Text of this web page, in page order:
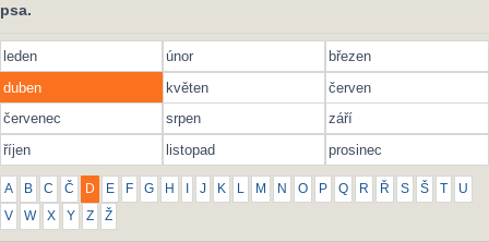
psa.
leden únor
březen
duben
květen
červen
červenec
srpen
září
říjen
listopad prosinec
A B C Č D E F G H J K L M N O P Q R Ř S Š U
V W X Y Z Ž